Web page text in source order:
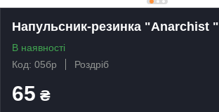
Напульсник-резинка "Anarchist "
В наявності
Код: 05бр
Роздріб
65 ₴